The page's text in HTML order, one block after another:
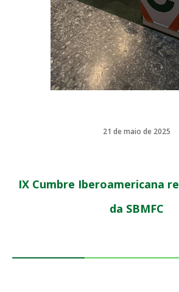
21 de maio de 2025
IX Cumbre Iberoamericana
da SBMFC